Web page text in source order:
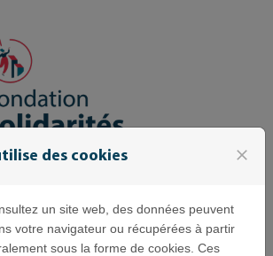
Se connecter
des cookies close
un site web, des données peuvent
votre navigateur ou récupérées à partir
sous la forme de cookies. Ces